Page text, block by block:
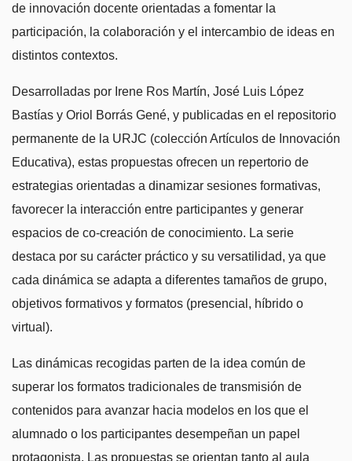
de innovación docente orientadas a fomentar la
participación, la colaboración y el intercambio de ideas en
distintos contextos.
Desarrolladas por Irene Ros Martín, José Luis López
Bastías y Oriol Borrás Gené, y publicadas en el repositorio
permanente de la URJC (colección Artículos de Innovación
Educativa), estas propuestas ofrecen un repertorio de
estrategias orientadas a dinamizar sesiones formativas,
favorecer la interacción entre participantes y generar
espacios de co-creación de conocimiento. La serie
destaca por su carácter práctico y su versatilidad, ya que
cada dinámica se adapta a diferentes tamaños de grupo,
objetivos formativos y formatos (presencial, híbrido o
virtual).
Las dinámicas recogidas parten de la idea común de
superar los formatos tradicionales de transmisión de
contenidos para avanzar hacia modelos en los que el
alumnado o los participantes desempeñan un papel
protagonista. Las propuestas se orientan tanto al aula